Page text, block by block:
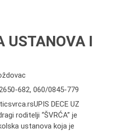
USTANOVA I
682, 060/0845-779
DECE UZ
roditelji “ŠVRĆA” je
ustanova koja je